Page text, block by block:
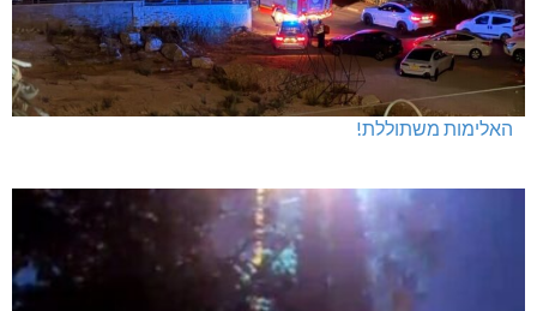
האלימות משתוללת!